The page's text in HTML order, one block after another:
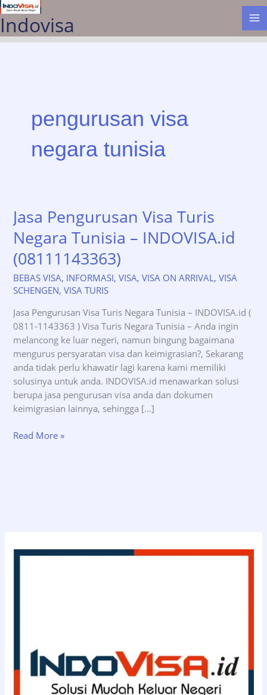
Lewati
ke
konten
Indovisa
pengurusan visa
negara tunisia
Jasa Pengurusan Visa Turis
Negara Tunisia – INDOVISA.id
(08111143363)
BEBAS VISA, INFORMASI,VISA,VISA ON ARRIVAL,VISA
SCHENGEN,VISA TURIS
Jasa Pengurusan Visa Turis Negara Tunisia – INDOVISA.id (
0811-1143363 ) Visa Turis Negara Tunisia – Anda ingin
melancong ke luar negeri, namun bingung bagaimana
mengurus persyaratan visa dan keimigrasian?, Sekarang
anda tidak perlu khawatir lagi karena kami memiliki
solusinya untuk anda. INDOVISA.id menawarkan solusi
berupa jasa pengurusan visa anda dan dokumen
keimigrasian lainnya, sehingga […]
Jasa
Read More »